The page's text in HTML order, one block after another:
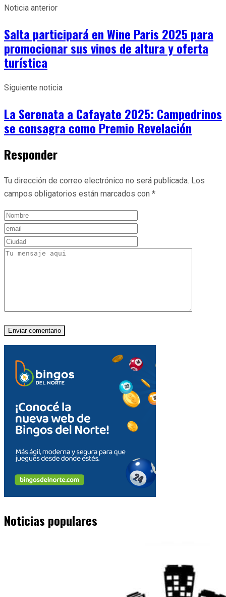
Noticia anterior
Salta participará en Wine Paris 2025 para
promocionar sus vinos de altura y oferta
turística
Siguiente noticia
La Serenata a Cafayate 2025: Campedrinos
se consagra como Premio Revelación
Responder
Tu dirección de correo electrónico no será publicada. Los
campos obligatorios están marcados con *
Noticias populares